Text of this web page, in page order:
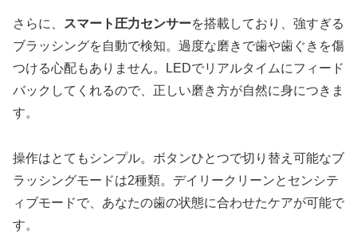
さらに、 スマート圧力センサーを搭載しており、強すぎる
ブラッシングを自動で検知。過度な磨きで歯や歯ぐきを傷
つける心配もありません。LEDでリアルタイムにフィード
バックしてくれるので、正しい磨き方が自然に身につきま
す。
操作はとてもシンプル。ボタンひとつで切り替え可能なブ
ラッシングモードは2種類。デイリークリーンとセンシテ
ィブモードで、あなたの歯の状態に合わせたケアが可能で
す。